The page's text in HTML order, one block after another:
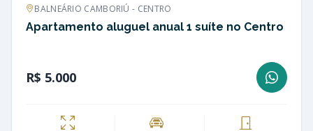
BALNEÁRIO CAMBORIÚ - CENTRO
Apartamento aluguel anual 1 suíte no Centro
R$ 5.000